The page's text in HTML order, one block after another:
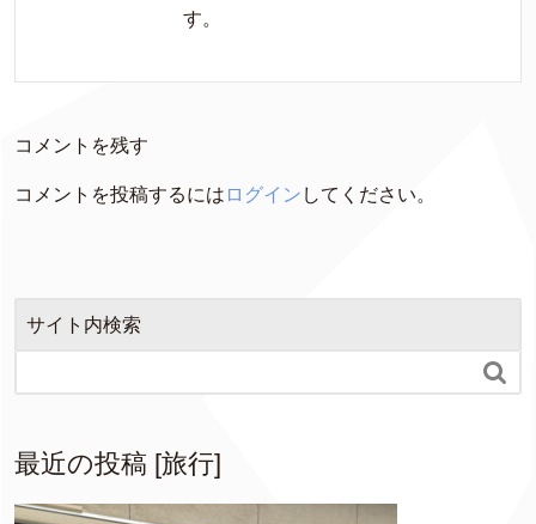
す。
コメントを残す
コメントを投稿するには ログイン してください。
サイト内検索

最近の投稿 [旅行]